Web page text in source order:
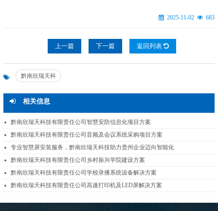
2025-11-02 683
上一篇 下一篇 返回列表
黔南欣瑞天科
相关信息
黔南欣瑞天科技有限责任公司智慧安防信息化项目方案
黔南欣瑞天科技有限责任公司音频及会议系统采购项目方案
专业智慧屏安装服务，黔南欣瑞天科技助力贵州企业迈向智能化
黔南欣瑞天科技有限责任公司乡村振兴学院建设方案
黔南欣瑞天科技有限责任公司学校录播系统设备解决方案
黔南欣瑞天科技有限责任公司高速打印机及LED屏解决方案